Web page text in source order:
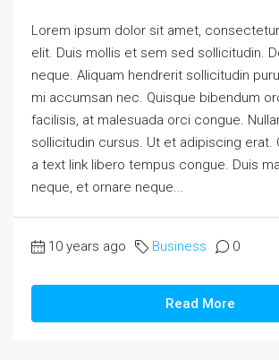
Lorem ipsum dolor sit amet,
elit. Duis mollis et sem sed sollicitudin.
neque. Aliquam hendrerit sollicitudin
mi accumsan nec. Quisque bibendum
facilisis, at malesuada orci congue.
sollicitudin cursus. Ut et adipiscing erat.
a text link libero tempus congue. Duis
neque, et ornare neque...
10 years ago Business 0
Read More